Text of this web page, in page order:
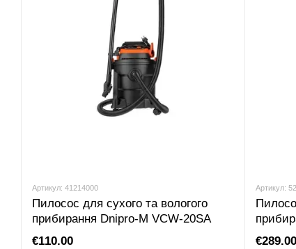
Артикул: 41214000
Пилосос для сухого та вологого
прибирання Dnipro-M VCW-20SA
€110.00
Артикул:
€289.00